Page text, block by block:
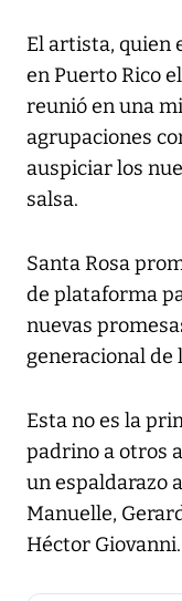
El artista, quien
en Puerto Rico
reunió en una
agrupaciones
auspiciar los
salsa.
Santa Rosa
de plataforma
nuevas
generacional de
Esta no es la
padrino a otros
un espaldarazo
Manuelle,
Héctor Giovanni.